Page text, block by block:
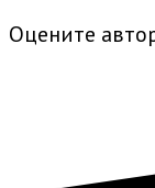
Оцените